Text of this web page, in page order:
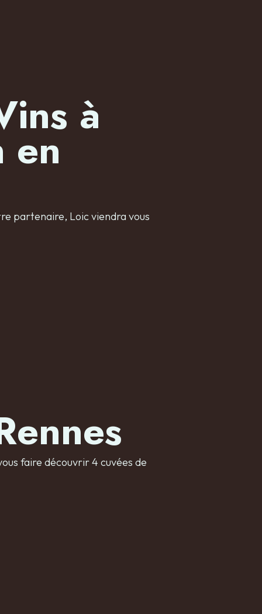
à
en
partenaire, Loic viendra vous
faire découvrir 4 cuvées de